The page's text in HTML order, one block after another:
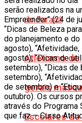
Atletismo de
gerais
Escolares do
serão realizados na
Empreender” (24 de
“Dicas de Beleza
do planejamento e
agosto),
agosto), “Dicas de
setembro), “Dicas de
setembro),
de setembro) e
outubro). Os cursos
através do Programa
que faz – Curso